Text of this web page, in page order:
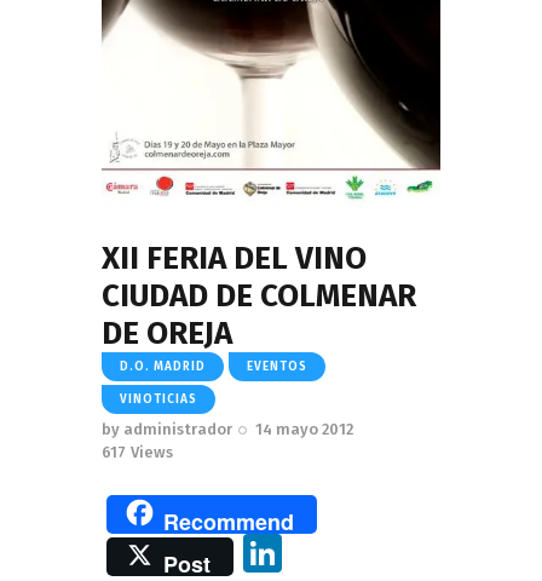
XII FERIA DEL VINO
CIUDAD DE COLMENAR
DE OREJA
D.O. MADRID EVENTOS
VINOTICIAS
by administrador
14 mayo 2012
617 Views
Recommend
Post